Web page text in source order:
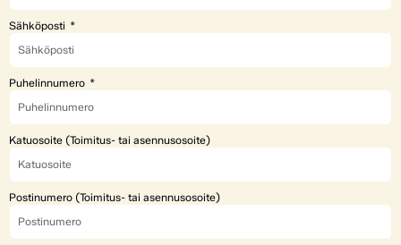
Sähköposti
Puhelinnumero
Katuosoite (Toimitus- tai asennusosoite)
Postinumero (Toimitus- tai asennusosoite)